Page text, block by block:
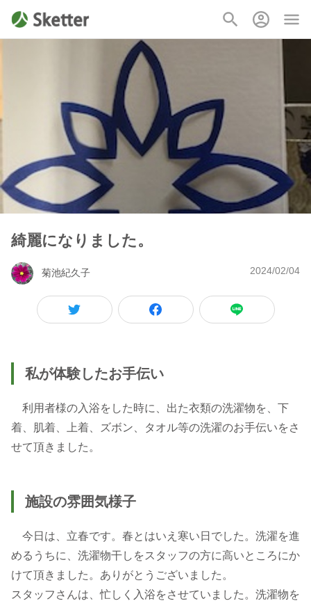
綺麗になりました。
菊池紀久子 2024/02/04
私が体験したお手伝い
利用者様の入浴をした時に、出た衣類の洗濯物を、下
着、肌着、上着、ズボン、タオル等の洗濯のお手伝いをさ
せて頂きました。
施設の雰囲気様子
今日は、立春です。春とはいえ寒い日でした。洗濯を進
めるうちに、洗濯物干しをスタッフの方に高いところにか
けて頂きました。ありがとうございました。
スタッフさんは、忙しく入浴をさせていました。洗濯物を